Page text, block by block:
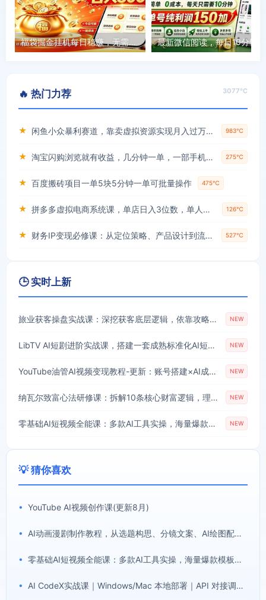
福袋掘金挂机每日稳赚，无需值守挂机操作，每天稳定收益300+
🔥 热门力荐 3077℃
★ 闲鱼小众暴利赛道，靠卖虚拟资源实现月入过万，谁做谁赚钱 983℃
★ 淘宝闪购浏览就有收益，几分钟一单，一部手机就可操作，操作简单，小白轻松日入3张【揭秘】 275℃
★ 百度搬砖项目一单5块5分钟一单可批量操作 475℃
★ 拼多多虚拟电商系统课，单店日入3位数，单人可管理3-8家店【附货源】 126℃
★ 财务IP变现必修课：从定位策略、产品设计到流量变现形成完整闭环 527℃
🕒 实时上新
旅业获客操盘实战课：深挖获客底层逻辑，依靠攻略内容搭建旅游行业稳定引流体系 NEW
LibTV AI短剧进阶实战课，搭建一套成熟标准化AI短剧制作工作流，带你从素材创作走向专业镜头叙事 NEW
YouTube油管AI视频变现教程-更新：账号搭建×AI成片×去重限流解决方案×YPP变现×AI真人生成×人物一致性 NEW
纳瓦尔致富心法研修课：拆解10条核心财富逻辑，理清不靠内卷实现被动收入的成长路径 NEW
零基础AI短视频全能课：多款AI工具实操，海量爆款模板搭配剪辑带货全流程 NEW
💡 猜你喜欢
• YouTube AI视频创作课(更新8月)
• AI动画漫剧制作教程，从选题构思、分镜文案、AI绘图配音到剪映成片的完整创作流
• 零基础AI短视频全能课：多款AI工具实操，海量爆款模板搭配剪辑带货全流程
• AI CodeX实战课｜Windows/Mac 本地部署｜API 对接调通｜Skill 自制｜漫剧剪辑｜网站 VR 项目｜AI项目落地全教程